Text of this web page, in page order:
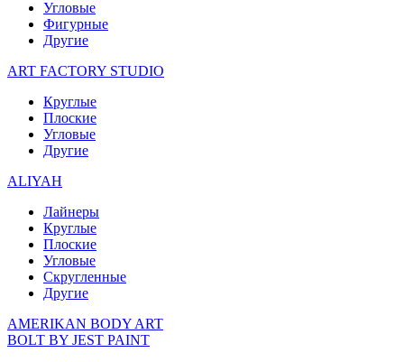
Угловые
Фигурные
Другие
ART FACTORY STUDIO
Круглые
Плоские
Угловые
Другие
ALIYAH
Лайнеры
Круглые
Плоские
Угловые
Скругленные
Другие
AMERIKAN BODY ART
BOLT BY JEST PAINT